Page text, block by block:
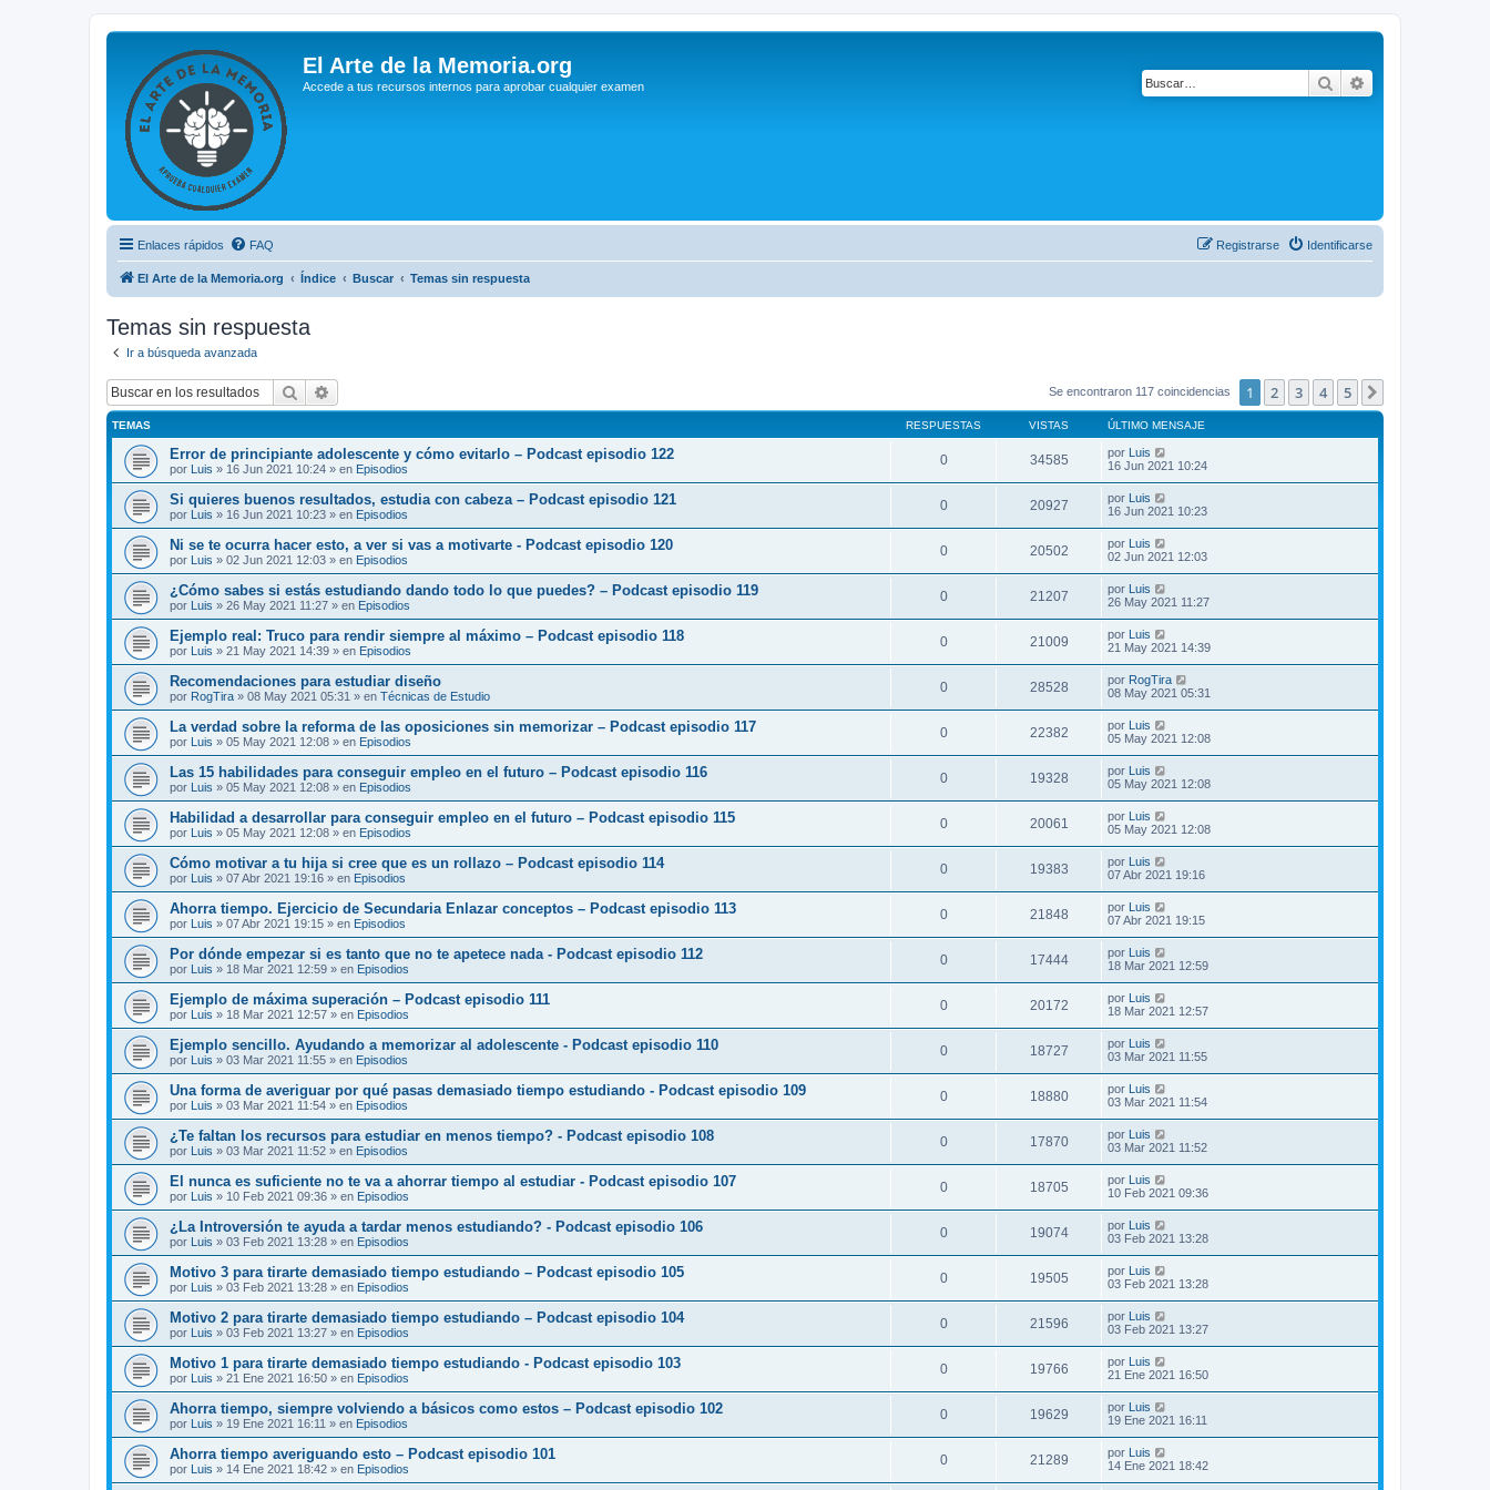
El Arte de la Memoria.org
Accede a tus recursos internos para aprobar cualquier examen Buscar
Enlaces rápidos FAQ Identificarse
Registrarse
El Arte de la Memoria.org Índice Buscar Temas sin respuesta
Temas sin respuesta
Ir a búsqueda avanzada
Buscar Se encontraron 117 coincidencias 1 2 3 4 5
TEMAS RESPUESTAS VISTAS ÚLTIMO MENSAJE
Error de principiante adolescente y cómo evitarlo – Podcast episodio 122
por Luis » 16 Jun 2021 10:24 » en Episodios
0 34585 por Luis
16 Jun 2021 10:24
Si quieres buenos resultados, estudia con cabeza – Podcast episodio 121
por Luis » 16 Jun 2021 10:23 » en Episodios
0 20927 por Luis
16 Jun 2021 10:23
Ni se te ocurra hacer esto, a ver si vas a motivarte - Podcast episodio 120
por Luis » 02 Jun 2021 12:03 » en Episodios
0 20502 por Luis
02 Jun 2021 12:03
¿Cómo sabes si estás estudiando dando todo lo que puedes? – Podcast episodio 119
por Luis » 26 May 2021 11:27 » en Episodios
0 21207 por Luis
26 May 2021 11:27
Ejemplo real: Truco para rendir siempre al máximo – Podcast episodio 118
por Luis » 21 May 2021 14:39 » en Episodios
0 21009 por Luis
21 May 2021 14:39
Recomendaciones para estudiar diseño
por RogTira » 08 May 2021 05:31 » en Técnicas de Estudio
0 28528 por RogTira
08 May 2021 05:31
La verdad sobre la reforma de las oposiciones sin memorizar – Podcast episodio 117
por Luis » 05 May 2021 12:08 » en Episodios
0 22382 por Luis
05 May 2021 12:08
Las 15 habilidades para conseguir empleo en el futuro – Podcast episodio 116
por Luis » 05 May 2021 12:08 » en Episodios
0 19328 por Luis
05 May 2021 12:08
Habilidad a desarrollar para conseguir empleo en el futuro – Podcast episodio 115
por Luis » 05 May 2021 12:08 » en Episodios
0 20061 por Luis
05 May 2021 12:08
Cómo motivar a tu hija si cree que es un rollazo – Podcast episodio 114
por Luis » 07 Abr 2021 19:16 » en Episodios
0 19383 por Luis
07 Abr 2021 19:16
Ahorra tiempo. Ejercicio de Secundaria Enlazar conceptos – Podcast episodio 113
por Luis » 07 Abr 2021 19:15 » en Episodios
0 21848 por Luis
07 Abr 2021 19:15
Por dónde empezar si es tanto que no te apetece nada - Podcast episodio 112
por Luis » 18 Mar 2021 12:59 » en Episodios
0 17444 por Luis
18 Mar 2021 12:59
Ejemplo de máxima superación – Podcast episodio 111
por Luis » 18 Mar 2021 12:57 » en Episodios
0 20172 por Luis
18 Mar 2021 12:57
Ejemplo sencillo. Ayudando a memorizar al adolescente - Podcast episodio 110
por Luis » 03 Mar 2021 11:55 » en Episodios
0 18727 por Luis
03 Mar 2021 11:55
Una forma de averiguar por qué pasas demasiado tiempo estudiando - Podcast episodio 109
por Luis » 03 Mar 2021 11:54 » en Episodios
0 18880 por Luis
03 Mar 2021 11:54
¿Te faltan los recursos para estudiar en menos tiempo? - Podcast episodio 108
por Luis » 03 Mar 2021 11:52 » en Episodios
0 17870 por Luis
03 Mar 2021 11:52
El nunca es suficiente no te va a ahorrar tiempo al estudiar - Podcast episodio 107
por Luis » 10 Feb 2021 09:36 » en Episodios
0 18705 por Luis
10 Feb 2021 09:36
¿La Introversión te ayuda a tardar menos estudiando? - Podcast episodio 106
por Luis » 03 Feb 2021 13:28 » en Episodios
0 19074 por Luis
03 Feb 2021 13:28
Motivo 3 para tirarte demasiado tiempo estudiando – Podcast episodio 105
por Luis » 03 Feb 2021 13:28 » en Episodios
0 19505 por Luis
03 Feb 2021 13:28
Motivo 2 para tirarte demasiado tiempo estudiando – Podcast episodio 104
por Luis » 03 Feb 2021 13:27 » en Episodios
0 21596 por Luis
03 Feb 2021 13:27
Motivo 1 para tirarte demasiado tiempo estudiando - Podcast episodio 103
por Luis » 21 Ene 2021 16:50 » en Episodios
0 19766 por Luis
21 Ene 2021 16:50
Ahorra tiempo, siempre volviendo a básicos como estos – Podcast episodio 102
por Luis » 19 Ene 2021 16:11 » en Episodios
0 19629 por Luis
19 Ene 2021 16:11
Ahorra tiempo averiguando esto – Podcast episodio 101
por Luis » 14 Ene 2021 18:42 » en Episodios
0 21289 por Luis
14 Ene 2021 18:42